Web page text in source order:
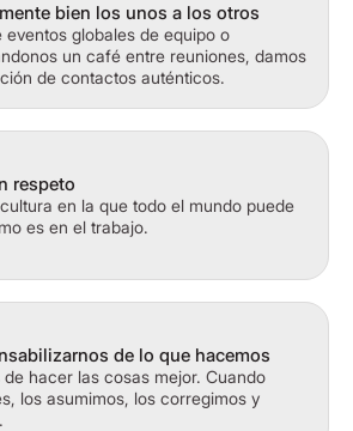
bien los unos a los otros
eventos globales de equipo o
un café entre reuniones, damos
de contactos auténticos.
respeto
en la que todo el mundo puede
es en el trabajo.
de lo que hacemos
hacer las cosas mejor. Cuando
los asumimos, los corregimos y